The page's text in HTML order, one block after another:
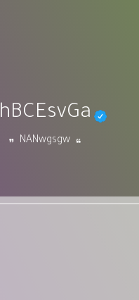
hBCEsvGa